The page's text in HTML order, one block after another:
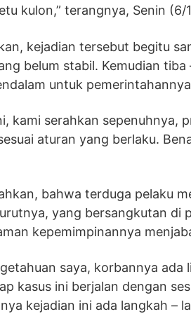
kulon,” terangnya, Senin (6/
kejadian tersebut begitu
belum stabil. Kemudian
untuk
kami serahkan
aturan yang berlaku.
bahwa terduga pelaku
yang bersangkutan di
kepemimpinannya
saya, korbannya
kasus ini berjalan dengan
kejadian ini ada langkah –